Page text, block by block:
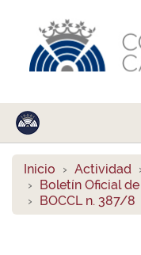
Inicio Actividad
Boletín Oficial
BOCCL n. 387/8